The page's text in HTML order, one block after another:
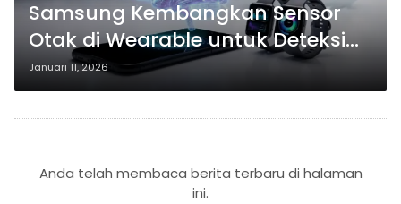
Samsung Kembangkan Sensor
Otak di Wearable untuk Deteksi
Dini Demensia
Januari 11, 2026
Anda telah membaca berita terbaru di halaman
ini.